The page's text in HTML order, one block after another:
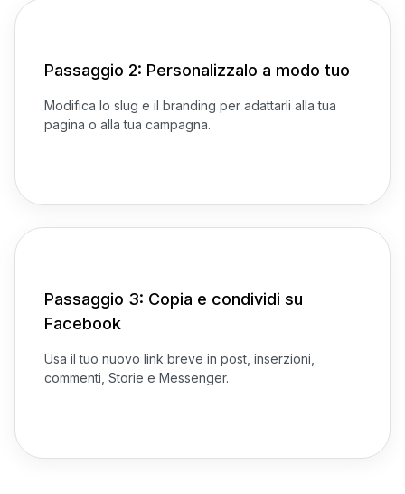
Passaggio 2: Personalizzalo a modo tuo
Modifica lo slug e il branding per adattarli alla tua
pagina o alla tua campagna.
Passaggio 3: Copia e condividi su
Facebook
Usa il tuo nuovo link breve in post, inserzioni,
commenti, Storie e Messenger.